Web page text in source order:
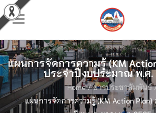
แผนการจัดการความรู้ (KM
ประจำปีงบประมาณ พ.ศ.
Home/ ข่าวประชาสัมพันธ์
แผนการจัดการความรู้ (KM Action Plan)